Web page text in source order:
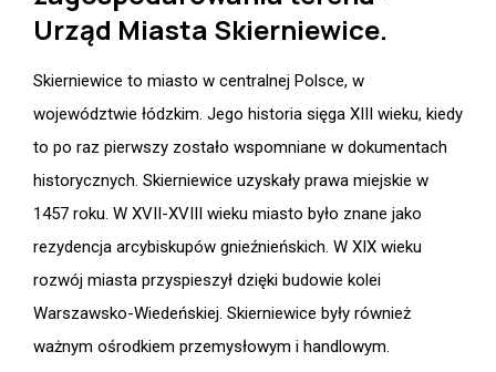
Urząd Miasta Skierniewice.
Skierniewice to miasto w centralnej Polsce, w
województwie łódzkim. Jego historia sięga XIII wieku, kiedy
to po raz pierwszy zostało wspomniane w dokumentach
historycznych. Skierniewice uzyskały prawa miejskie w
1457 roku. W XVII-XVIII wieku miasto było znane jako
rezydencja arcybiskupów gnieźnieńskich. W XIX wieku
rozwój miasta przyspieszył dzięki budowie kolei
Warszawsko-Wiedeńskiej. Skierniewice były również
ważnym ośrodkiem przemysłowym i handlowym.